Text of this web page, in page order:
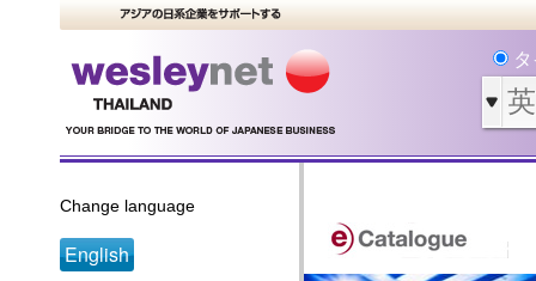
Change language
English